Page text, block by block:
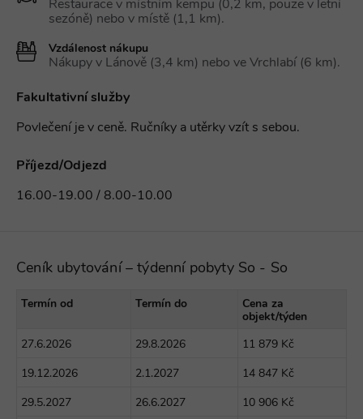
Restaurace v místním kempu (0,2 km, pouze v letní
sezóně) nebo v místě (1,1 km).
Vzdálenost nákupu
Nákupy v Lánově (3,4 km) nebo ve Vrchlabí (6 km).
Fakultativní služby
Povlečení je v ceně. Ručníky a utěrky vzít s sebou.
Příjezd/Odjezd
16.00-19.00 / 8.00-10.00
Ceník ubytování – týdenní pobyty So - So
Termín od Termín do
Cena za
objekt/týden
27.6.2026 29.8.2026 11 879 Kč
19.12.2026 2.1.2027 14 847 Kč
29.5.2027 26.6.2027 10 906 Kč